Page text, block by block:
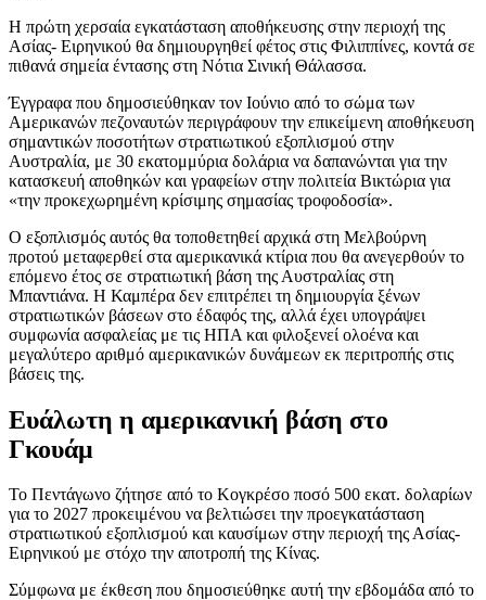
Η πρώτη χερσαία εγκατάσταση αποθήκευσης στην περιοχή της
Ασίας- Ειρηνικού θα δημιουργηθεί φέτος στις Φιλιππίνες, κοντά σε
πιθανά σημεία έντασης στη Νότια Σινική Θάλασσα.
Έγγραφα που δημοσιεύθηκαν τον Ιούνιο από το σώμα των
Αμερικανών πεζοναυτών περιγράφουν την επικείμενη αποθήκευση
σημαντικών ποσοτήτων στρατιωτικού εξοπλισμού στην
Αυστραλία, με 30 εκατομμύρια δολάρια να δαπανώνται για την
κατασκευή αποθηκών και γραφείων στην πολιτεία Βικτώρια για
«την προκεχωρημένη κρίσιμης σημασίας τροφοδοσία».
Ο εξοπλισμός αυτός θα τοποθετηθεί αρχικά στη Μελβούρνη
προτού μεταφερθεί στα αμερικανικά κτίρια που θα ανεγερθούν το
επόμενο έτος σε στρατιωτική βάση της Αυστραλίας στη
Μπαντιάνα. Η Καμπέρα δεν επιτρέπει τη δημιουργία ξένων
στρατιωτικών βάσεων στο έδαφός της, αλλά έχει υπογράψει
συμφωνία ασφαλείας με τις ΗΠΑ και φιλοξενεί ολοένα και
μεγαλύτερο αριθμό αμερικανικών δυνάμεων εκ περιτροπής στις
βάσεις της.
Ευάλωτη η αμερικανική βάση στο
Γκουάμ
Το Πεντάγωνο ζήτησε από το Κογκρέσο ποσό 500 εκατ. δολαρίων
για το 2027 προκειμένου να βελτιώσει την προεγκατάσταση
στρατιωτικού εξοπλισμού και καυσίμων στην περιοχή της Ασίας-
Ειρηνικού με στόχο την αποτροπή της Κίνας.
Σύμφωνα με έκθεση που δημοσιεύθηκε αυτή την εβδομάδα από το